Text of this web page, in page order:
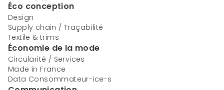
Éco conception
Design
Supply chain / Traçabilité
Textile & trims
Économie de la mode
Circularité / Services
Made in France
Data Consommateur-ice-s